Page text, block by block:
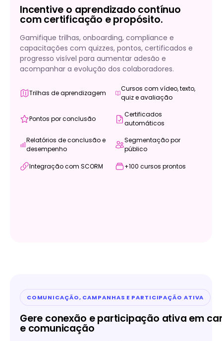
Incentive o aprendizado contínuo
com certificação e propósito.
Gamifique trilhas, onboarding, compliance e
capacitações com quizzes, pontos, certificados e
progresso visível para aumentar adesão e
acompanhar a evolução dos colaboradores.
Trilhas de aprendizagem
Cursos com vídeo, texto,
quiz e avaliação
Pontos por conclusão
Certificados
automáticos
Relatórios de conclusão e
desempenho
Segmentação por
público
Integração com SCORM +100 cursos prontos
COMUNICAÇÃO, CAMPANHAS E PARTICIPAÇÃO ATIVA
Gere conexão e participação ativa em
e comunicação